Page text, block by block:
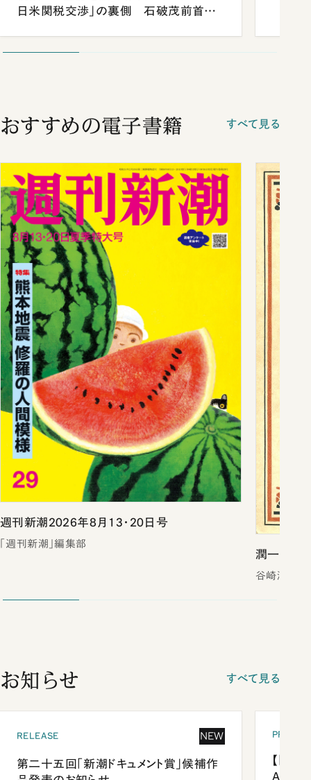
日米関税交渉」の裏側 石破茂前首相
おすすめの電子書籍 すべて見る
週刊新潮2026年8月13・20日号
「週刊新潮」編集部
潤一郎犯
谷崎潤一郎
お知らせ すべて見る
RELEASE NEW
第二十五回「新潮ドキュメント賞」候補作
【「新